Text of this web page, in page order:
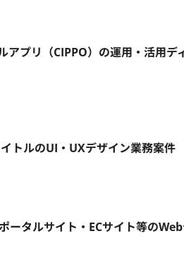
アプリ（CIPPO）の運用・活用デ
トルのUI・UXデザイン業務案件
ータルサイト・ECサイト等の